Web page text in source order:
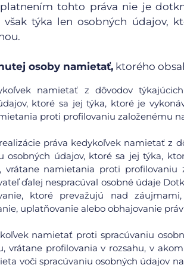
tohto práva nie je
však týka len osobných údajov,
osoby namietať, ktorého
namietať z dôvodov
ktoré sa jej týka, ktoré je
proti profilovaniu založenému
práva kedykoľvek namietať z
osobných údajov, ktoré sa jej týka,
vrátane namietania proti
ďalej nespracúval osobné údaje
ktoré prevažujú nad
uplatňovanie alebo obhajovanie
namietať proti spracúvaniu
vrátane profilovania v rozsahu, v
voči spracúvaniu osobných údajov